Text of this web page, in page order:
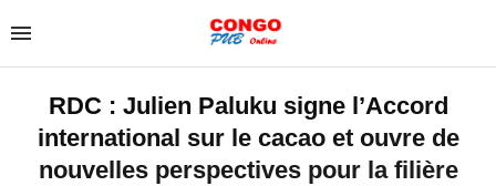
RDC : Julien Paluku signe l’Accord
international sur le cacao et ouvre de
nouvelles perspectives pour la filière